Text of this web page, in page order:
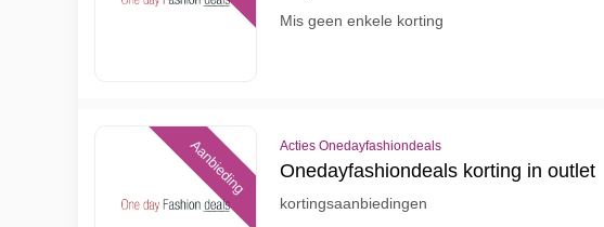
Mis geen enkele korting
Aanbieding Acties Onedayfashiondeals
Onedayfashiondeals korting in outlet
kortingsaanbiedingen